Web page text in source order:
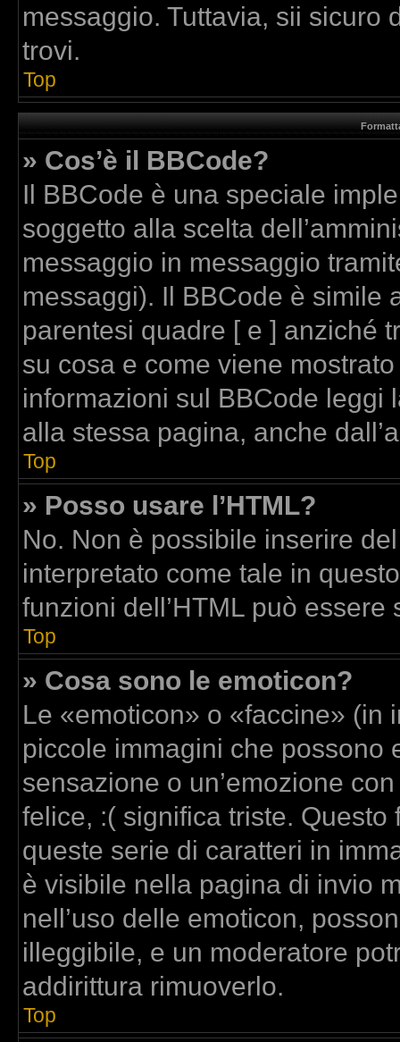
messaggio. Tuttavia, sii sicuro
trovi.
Top
» Cos’è il BBCode?
Il BBCode è una speciale
soggetto alla scelta
messaggio in messaggio
messaggi). Il BBCode è simile
parentesi quadre [ e ] anziché
su cosa e come viene
informazioni sul BBCode leggi
alla stessa pagina, anche
Top
» Posso usare l’HTML?
No. Non è possibile inserire
interpretato come tale in
funzioni dell’HTML può
Top
» Cosa sono le emoticon?
Le «emoticon» o «faccine» (in
piccole immagini che possono
sensazione o un’emozione
felice, :( significa triste.
queste serie di caratteri in
è visibile nella pagina di invio
nell’uso delle emoticon,
illeggibile, e un moderatore
addirittura rimuoverlo.
Top